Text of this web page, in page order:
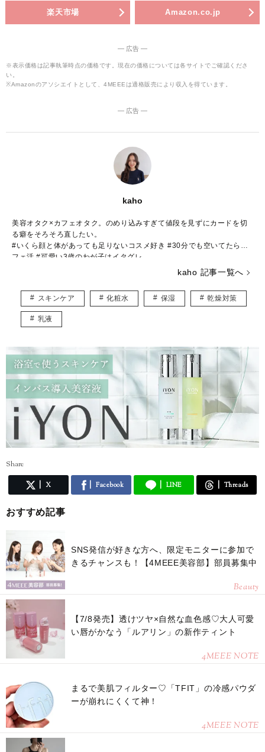
楽天市場 Amazon.co.jp
― 広告 ―
※表示価格は記事執筆時点の価格です。現在の価格については各サイトでご確認くださ
い。
※Amazonのアソシエイトとして、4MEEEは適格販売により収入を得ています。
― 広告 ―
kaho
美容オタク×カフェオタク。のめり込みすぎて値段を見ずにカードを切
る癖をそろそろ直したい。
#いくら顔と体があっても足りないコスメ好き #30分でも空いてたらカ
フェ活 #可愛い3歳のわが子はイタグレ
kaho 記事一覧へ
スキンケア 化粧水 保湿 乾燥対策
乳液
Share
X Facebook LINE Threads
おすすめ記事
SNS発信が好きな方へ、限定モニターに参加で
きるチャンスも！【4MEEE美容部】部員募集中
Beauty
【7/8発売】透けツヤ×自然な血色感♡大人可愛
い唇がかなう「ルアリン」の新作ティント
4MEEE NOTE
まるで美肌フィルター♡「TFIT」の冷感パウダ
ーが崩れにくくて神！
4MEEE NOTE